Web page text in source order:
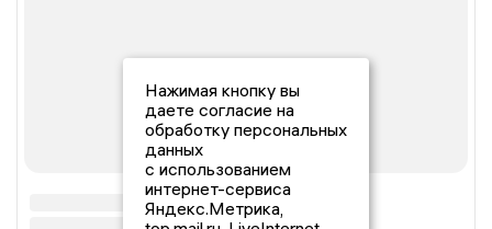
Нажимая кнопку вы
даете согласие на
обработку персональных
данных
с использованием
интернет-сервиса
Яндекс.Метрика,